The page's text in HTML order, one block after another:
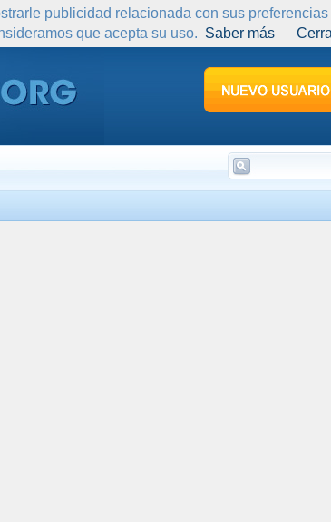
publicidad relacionada con sus
que acepta su uso. Saber más